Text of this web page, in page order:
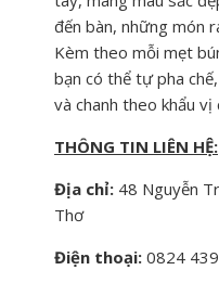
đến bàn, những món
Kèm theo mỗi mẹt
bạn có thể tự pha
và chanh theo khẩu vị
THÔNG TIN LIÊN HỆ:
Địa chỉ: 48 Nguyễn
Thơ
Điện thoại: 0824